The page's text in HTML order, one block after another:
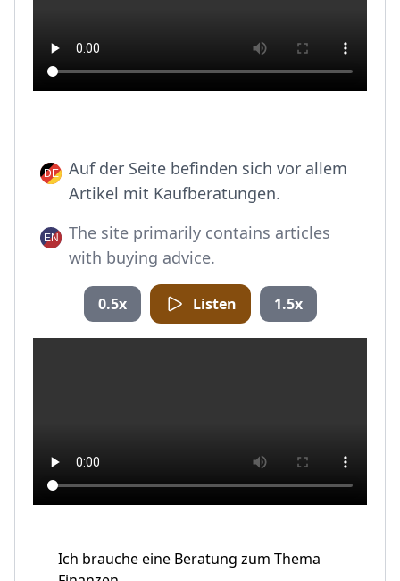
Auf der Seite befinden sich vor allem
Artikel mit Kaufberatungen.
The site primarily contains articles
with buying advice.
0.5x Listen 1.5x
Ich brauche eine Beratung zum Thema